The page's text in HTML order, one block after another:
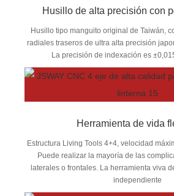
Husillo de alta precisión con
Husillo tipo manguito original de Taiwán,
radiales traseros de ultra alta precisión
La precisión de indexación
Herramienta de vida
Estructura Living Tools 4+4, velocidad
Puede realizar la mayoría de las
laterales o frontales. La herramienta viva
independiente